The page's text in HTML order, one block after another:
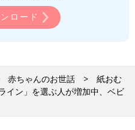
ロード
赤ちゃんのお世話
紙おむ
イン」を選ぶ人が増加中、ベビ